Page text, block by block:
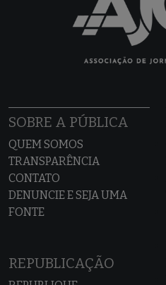
SOBRE A PÚBLICA
QUEM SOMOS
TRANSPARÊNCIA
CONTATO
DENUNCIE E SEJA UMA
FONTE
REPUBLICAÇÃO